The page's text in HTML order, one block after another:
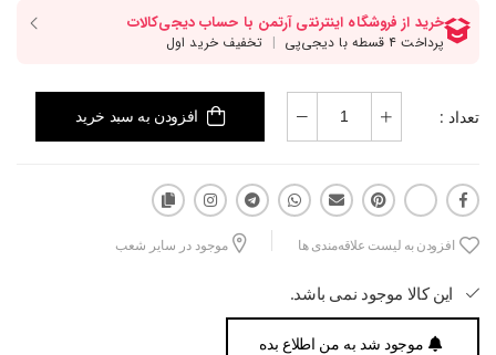
تعداد : افزودن به سبد خرید
افزودن به لیست علاقه‌مندی ها موجود در سایر شعب
این کالا موجود نمی باشد.
موجود شد به من اطلاع بده